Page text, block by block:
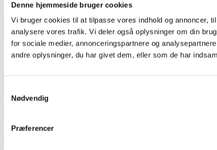
Denne hjemmeside bruger cookies
Vi bruger cookies til at tilpasse vores indhold og annoncer,
analysere vores trafik. Vi deler også oplysninger om din
for sociale medier, annonceringspartnere og
andre oplysninger, du har givet dem, eller som de har
Nødvendig
Præferencer
Add to cart
Zipper closed-end - light blue 20 cm
kr15.00 pr. stk. Price
Quick view
Add to cart
Zipper closed-end - vater melon red 20 cm
kr15.00 pr. stk. Price